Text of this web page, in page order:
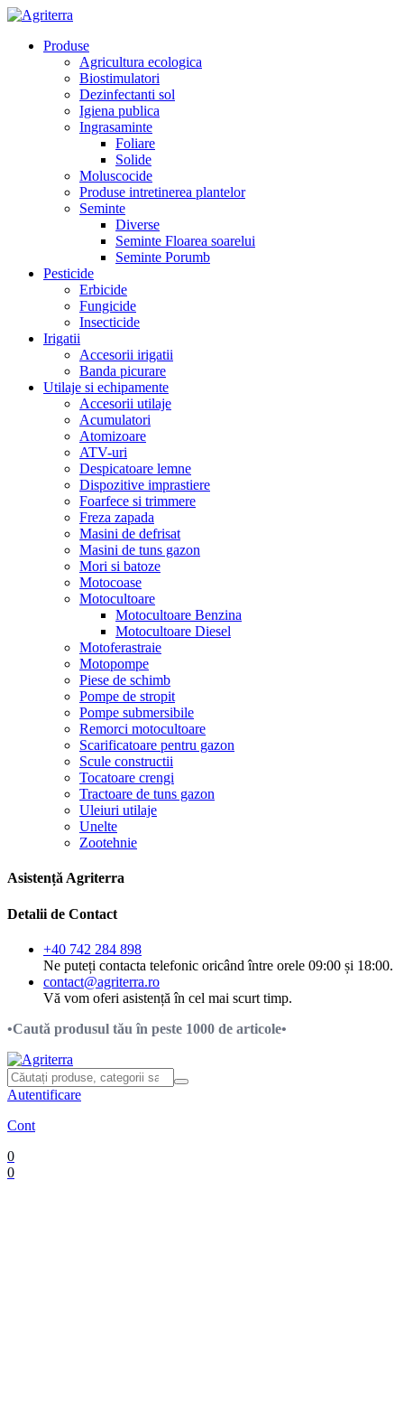
Produse
Agricultura ecologica
Biostimulatori
Dezinfectanti sol
Igiena publica
Ingrasaminte
Foliare
Solide
Moluscocide
Produse intretinerea plantelor
Seminte
Diverse
Seminte Floarea soarelui
Seminte Porumb
Pesticide
Erbicide
Fungicide
Insecticide
Irigatii
Accesorii irigatii
Banda picurare
Utilaje si echipamente
Accesorii utilaje
Acumulatori
Atomizoare
ATV-uri
Despicatoare lemne
Dispozitive imprastiere
Foarfece si trimmere
Freza zapada
Masini de defrisat
Masini de tuns gazon
Mori si batoze
Motocoase
Motocultoare
Motocultoare Benzina
Motocultoare Diesel
Motoferastraie
Motopompe
Piese de schimb
Pompe de stropit
Pompe submersibile
Remorci motocultoare
Scarificatoare pentru gazon
Scule constructii
Tocatoare crengi
Tractoare de tuns gazon
Uleiuri utilaje
Unelte
Zootehnie
Asistență Agriterra
Detalii de Contact
+40 742 284 898
Ne puteți contacta telefonic oricând între orele 09:00 și 18:00.
contact@agriterra.ro
Vă vom oferi asistență în cel mai scurt timp.
•Caută produsul tău în peste 1000 de articole•
Autentificare
Cont
0
0